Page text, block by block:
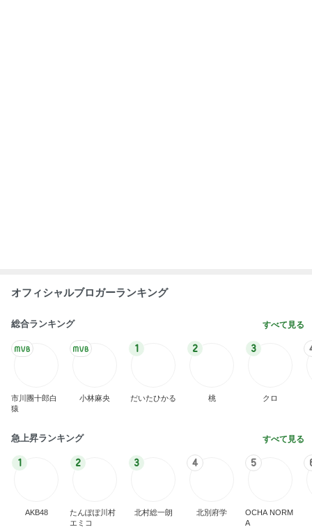
オフィシャルブロガーランキング
総合ランキング すべて見る
市川團十郎白
猿
1 2 3
急上昇ランキング すべて見る
1 2
エミコ
3
北村総一朗
4 5
A